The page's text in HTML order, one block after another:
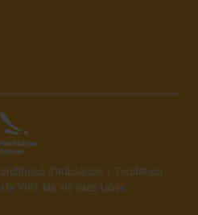
d'utilisation | Fondation
la Vie | Ma vie sans tabac